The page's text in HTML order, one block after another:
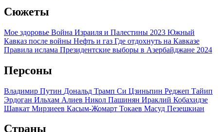
Сюжеты
Мое здоровье Война Израиля и Палестины 2023 Южный
Кавказ после войны Нефть и газ Где отдохнуть на Кавказе
Правила ислама Президентские выборы в Азербайджане 2024
Персоны
Владимир Путин Дональд Трамп Си Цзиньпин Реджеп Тайип
Эрдоган Ильхам Алиев Никол Пашинян Ираклий Кобахидзе
Шавкат Мирзиеев Касым-Жомарт Токаев Масуд Пезешкиан
Страны